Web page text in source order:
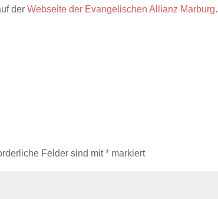
derWebseite der Evangelischen Allianz Marburg.
Felder sind mit* markiert